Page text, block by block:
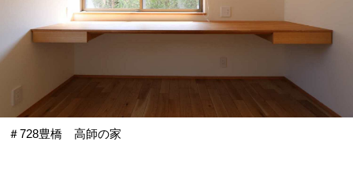
＃728豊橋 高師の家